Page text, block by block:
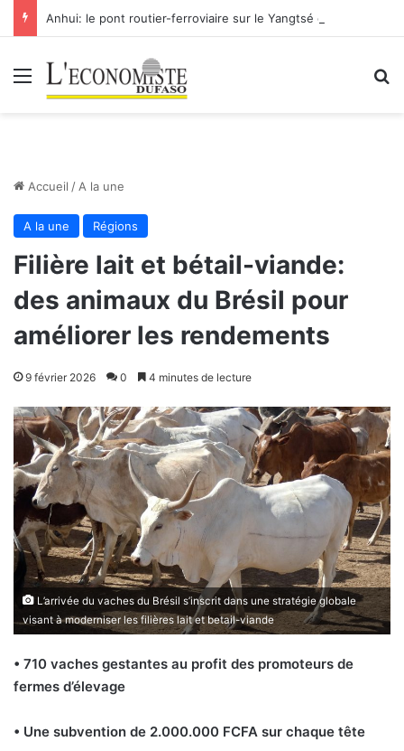
Menu
Accueil / A la une
A la une Régions
Filière lait et bétail-viande:
des animaux du Brésil pour
améliorer les rendements
9 février 2026 0 4 minutes de lecture
L’arrivée du vaches du Brésil s’inscrit dans une stratégie globale
visant à moderniser les filières lait et betail-viande
• 710 vaches gestantes au profit des promoteurs de
fermes d’élevage
• Une subvention de 2.000.000 FCFA sur chaque tête